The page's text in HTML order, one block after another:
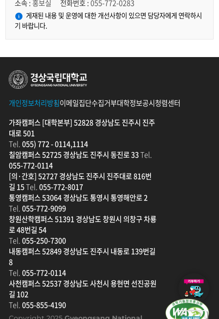
소속 :홍보실 전화번호 :055-772-0283
게재된 내용 및 운영에 대한 개선사항이 있으면 담당자에게 연락하시
기 바랍니다.
개인정보처리방침이메일집단수집거부대학정보공시청렴센터
가좌캠퍼스 [대학본부] 52828 경상남도 진주시 진주
대로 501
Tel.055) 772 - 0114,1114
칠암캠퍼스 52725 경상남도 진주시 동진로 33Tel.
055-772-0114
[의·간호] 52727 경상남도 진주시 진주대로 816번
길 15Tel.055-772-8017
통영캠퍼스 53064 경상남도 통영시 통영해안로 2
Tel.055-772-9099
창원산학캠퍼스 51391 경상남도 창원시 의창구 차룡
로 48번길 54
Tel.055-250-7300
내동캠퍼스 52849 경상남도 진주시 내동로 139번길
8
Tel.055-772-0114
사천캠퍼스 52537 경상남도 사천시 용현면 선진공원
길 102
Tel.055-855-4190
기
금